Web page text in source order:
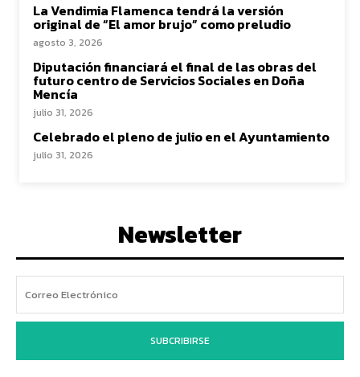
La Vendimia Flamenca tendrá la versión
original de “El amor brujo” como preludio
agosto 3, 2026
Diputación financiará el final de las obras del
futuro centro de Servicios Sociales en Doña
Mencía
julio 31, 2026
Celebrado el pleno de julio en el Ayuntamiento
julio 31, 2026
Newsletter
SUBCRIBIRSE